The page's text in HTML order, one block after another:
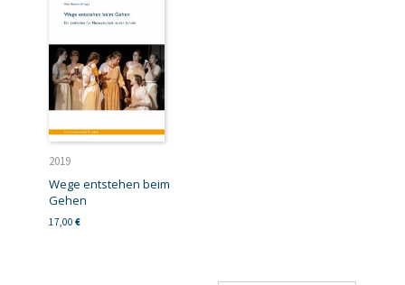
2019
Wege entstehen beim
Gehen
17,00 €